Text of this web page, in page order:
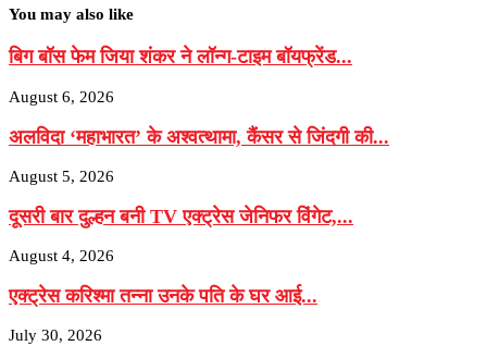
You may also like
बिग बॉस फेम जिया शंकर ने लॉन्ग-टाइम बॉयफ्रेंड...
August 6, 2026
अलविदा ‘महाभारत’ के अश्वत्थामा, कैंसर से जिंदगी की...
August 5, 2026
दूसरी बार दुल्हन बनी TV एक्ट्रेस जेनिफर विंगेट,...
August 4, 2026
एक्ट्रेस करिश्मा तन्ना उनके पति के घर आई...
July 30, 2026